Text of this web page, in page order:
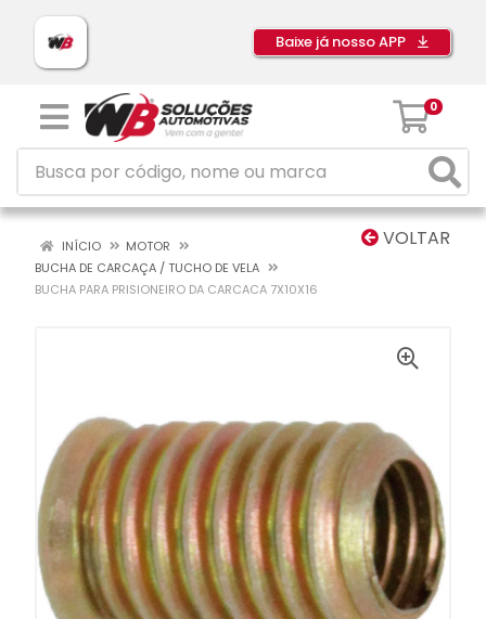
Baixe já nosso APP
0
VOLTAR
INÍCIO
MOTOR
BUCHA DE CARCAÇA / TUCHO DE VELA
BUCHA PARA PRISIONEIRO DA CARCACA 7X10X16